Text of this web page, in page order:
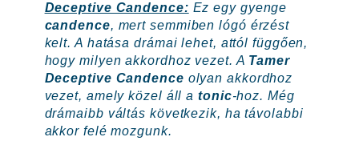
Deceptive Candence: Ez egy gyenge
candence, mert semmiben lógó érzést
kelt. A hatása drámai lehet, attól függően,
hogy milyen akkordhoz vezet. A Tamer
Deceptive Candence olyan akkordhoz
vezet, amely közel áll atonic-hoz. Még
drámaibb váltás következik, ha távolabbi
akkor felé mozgunk.